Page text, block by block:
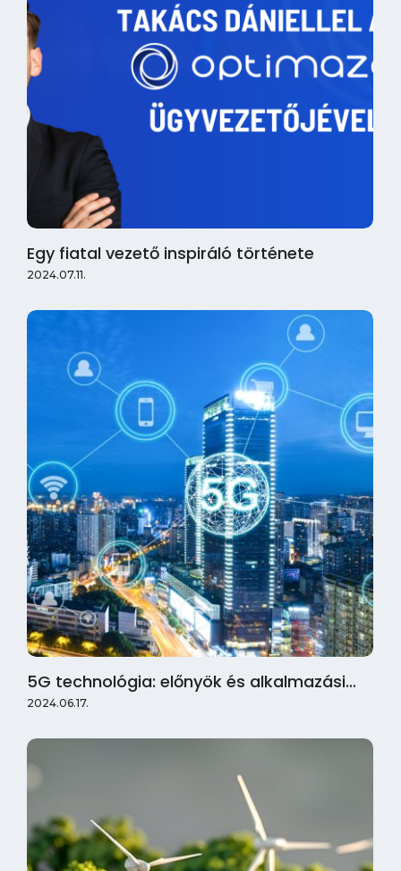
Egy fiatal vezető inspiráló története
2024.07.11.
5G technológia: előnyök és alkalmazási…
2024.06.17.